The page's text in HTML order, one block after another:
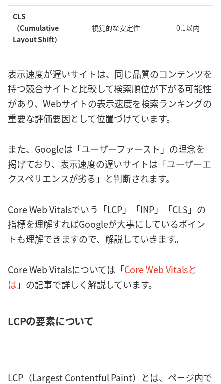
CLS
（Cumulative
Layout Shift）
視覚的な安定性 0.1以内
表示速度が遅いサイトは、同じ品質のコンテンツを
持つ競合サイトと比較して検索順位が下がる可能性
があり、Webサイトの表示速度を検索ランキングの
重要な評価要因として位置づけています。
また、Googleは「ユーザーファースト」の理念を
掲げており、表示速度の遅いサイトは「ユーザーエ
クスペリエンスが劣る」と判断されます。
Core Web Vitalsでいう「LCP」「INP」「CLS」の
指標を理解すればGoogleが大事にしているポイン
トも理解できますので、解説していきます。
Core Web Vitalsについては「Core Web Vitalsと
は 」の記事で詳しく解説しています。
LCPの要素について
LCP（Largest Contentful Paint）とは、ページ内で